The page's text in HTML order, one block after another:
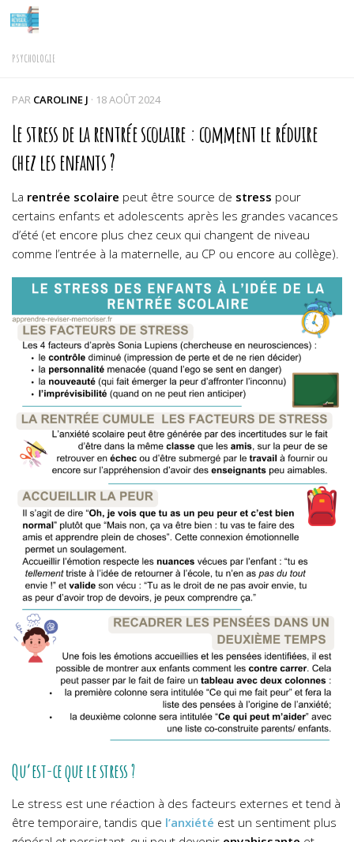
Skip to content
PSYCHOLOGIE
PAR CAROLINE J · 18 AOÛT 2024
Le stress de la rentrée scolaire : comment le réduire
chez les enfants ?
La rentrée scolaire peut être source de stress pour
certains enfants et adolescents après les grandes vacances
d’été (et encore plus chez ceux qui changent de niveau
comme l’entrée à la maternelle, au CP ou encore au collège).
Qu’est-ce que le stress ?
Le stress est une réaction à des facteurs externes et tend à
être temporaire, tandis que l’anxiété est un sentiment plus